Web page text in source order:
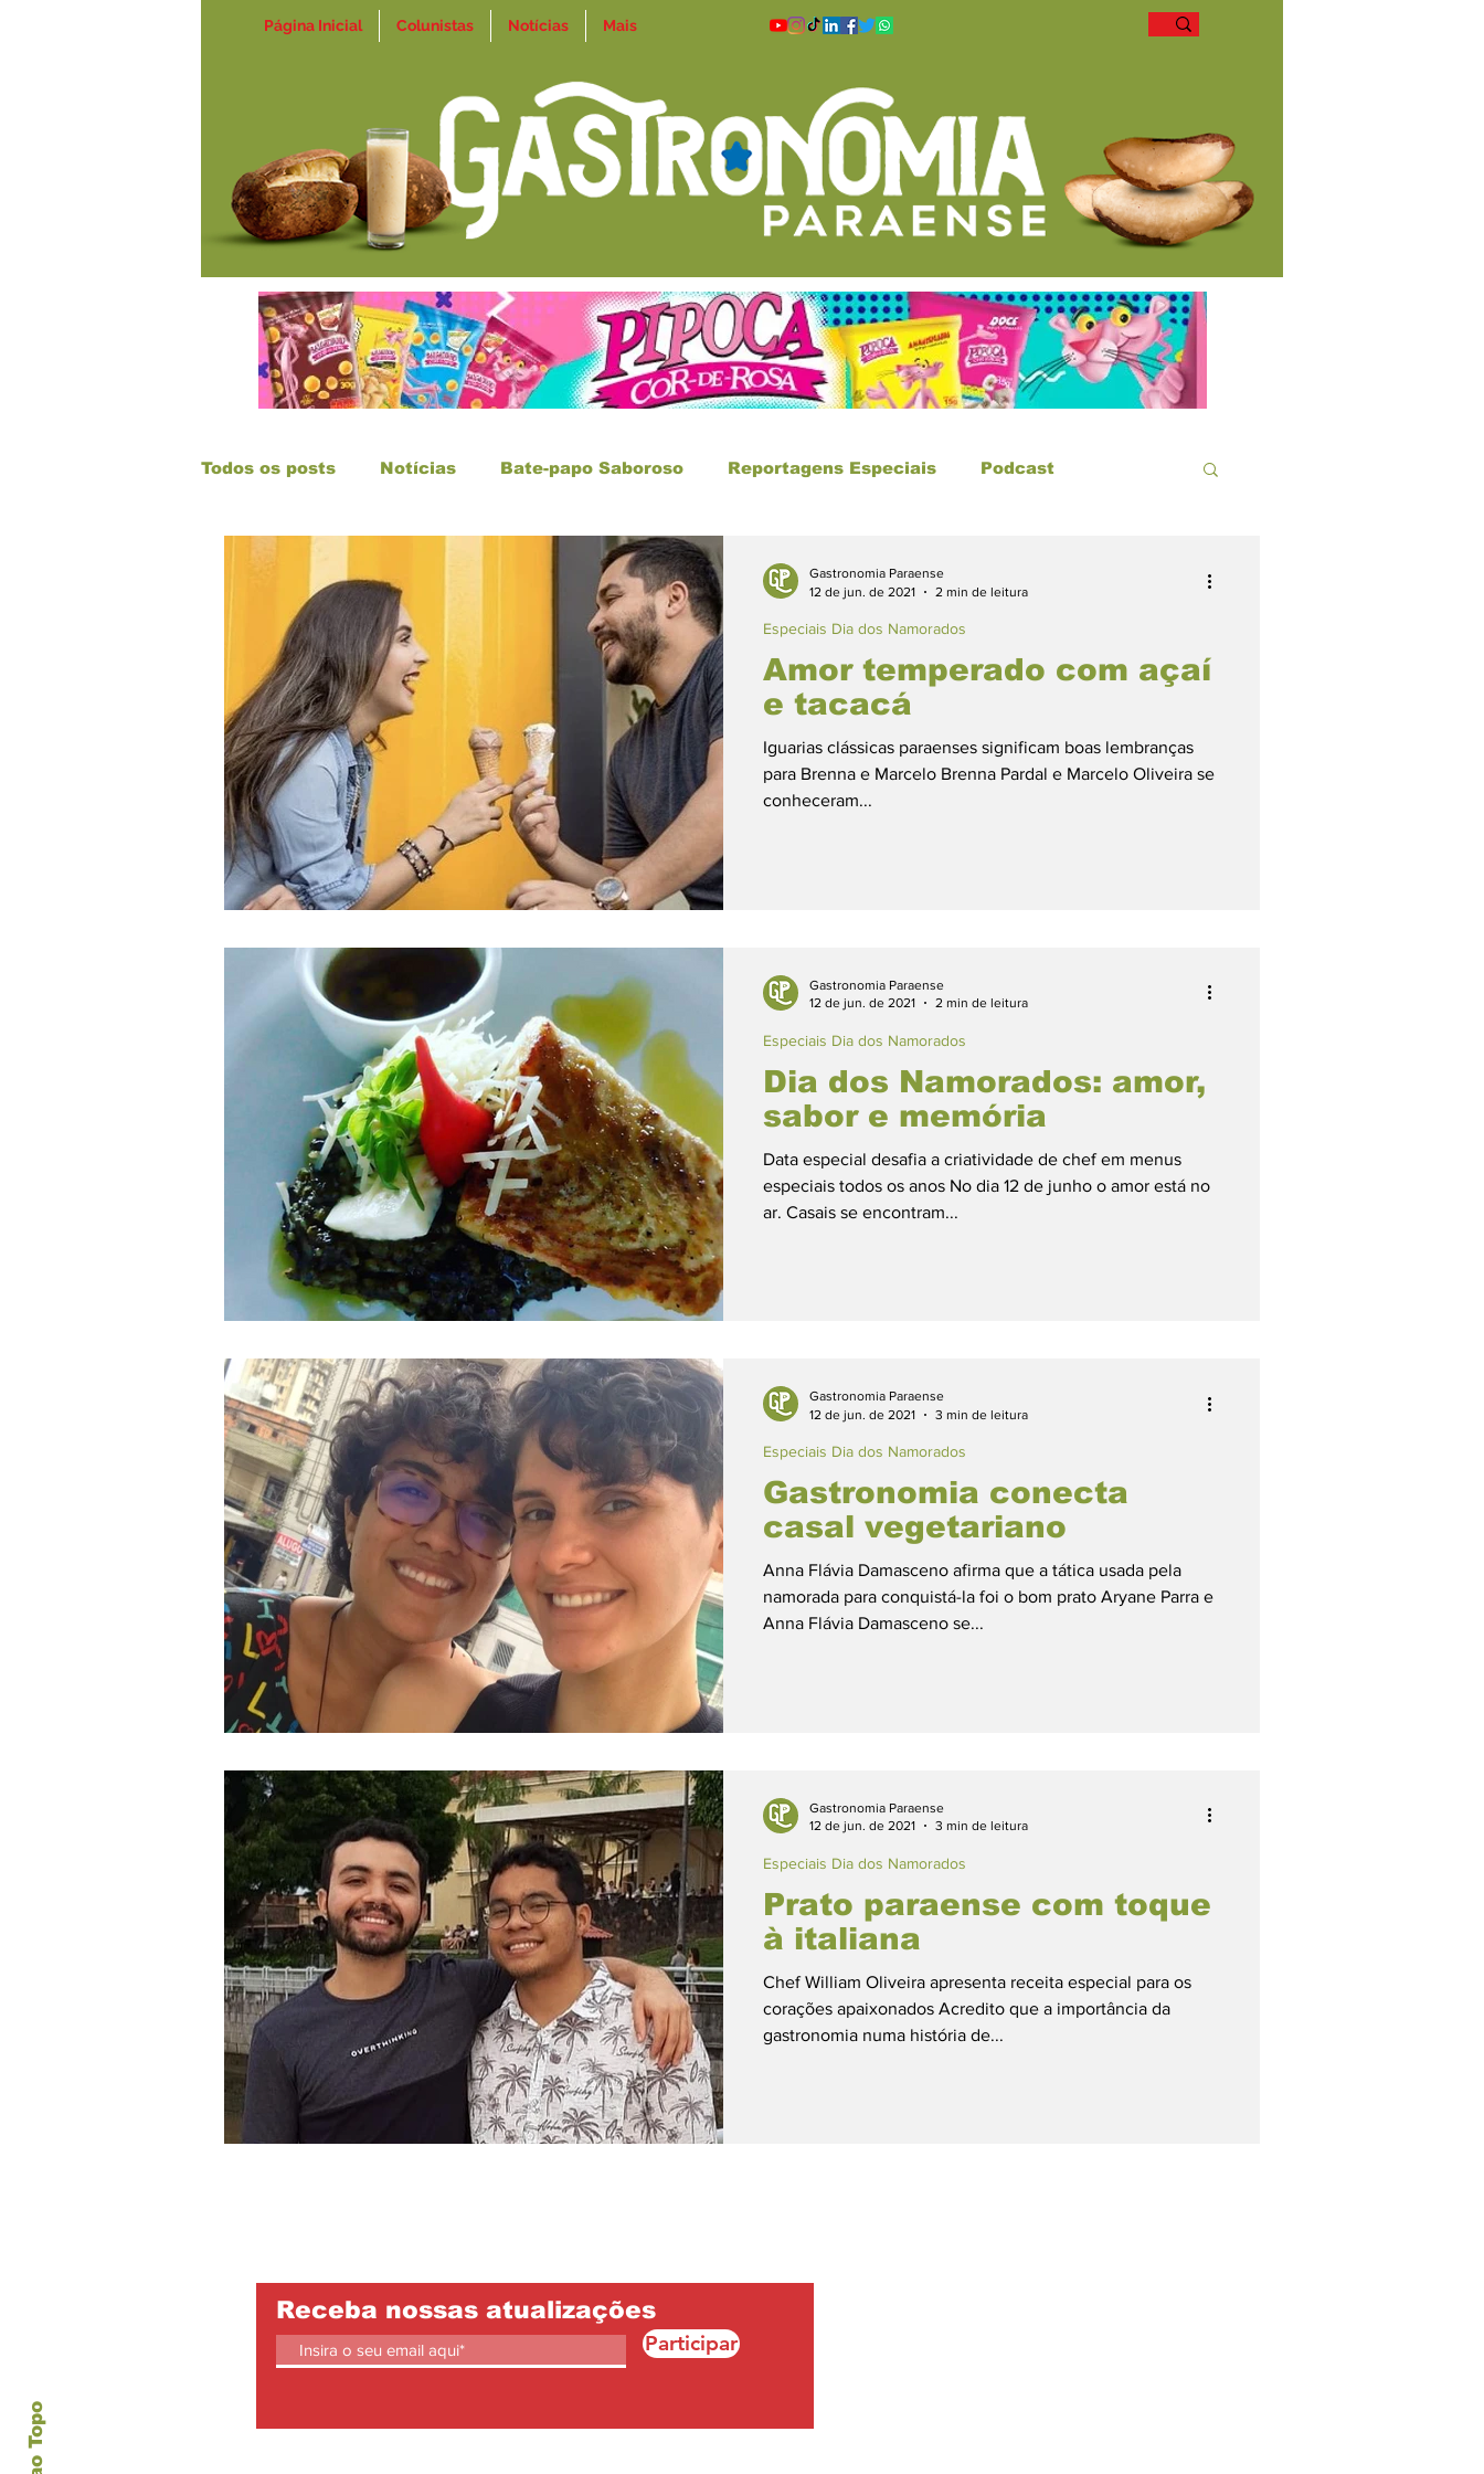
Página Inicial Colunistas Notícias Mais
Todos os posts Notícias Bate-papo Saboroso Reportagens Especiais Podcast
Crônicas Especiais
Especiais Dia dos Namorados Música e Gastronomia
Tour pelo Pará GP Te Ensina Personalidades Paraenses
Acompanhamentos Carnes Lanches
Salgados Comidas Típicas Vegetariano Temperos
Amor temperado com açaí
e tacacá
Iguarias clássicas paraenses significam boas lembranças
para Brenna e Marcelo Brenna Pardal e Marcelo Oliveira se
conheceram...
Especiais Dia dos Namorados
Gastronomia Paraense
12 de jun. de 2021
2 min de leitura
Dia dos Namorados: amor,
sabor e memória
Data especial desafia a criatividade de chef em menus
especiais todos os anos No dia 12 de junho o amor está no
ar. Casais se encontram...
Especiais Dia dos Namorados
Gastronomia Paraense
12 de jun. de 2021
2 min de leitura
Gastronomia conecta
casal vegetariano
Anna Flávia Damasceno afirma que a tática usada pela
namorada para conquistá-la foi o bom prato Aryane Parra e
Anna Flávia Damasceno se...
Especiais Dia dos Namorados
Gastronomia Paraense
12 de jun. de 2021
3 min de leitura
Prato paraense com toque
à italiana
Chef William Oliveira apresenta receita especial para os
corações apaixonados Acredito que a importância da
gastronomia numa história de...
Especiais Dia dos Namorados
Gastronomia Paraense
12 de jun. de 2021
3 min de leitura
Receba nossas atualizações
Participar